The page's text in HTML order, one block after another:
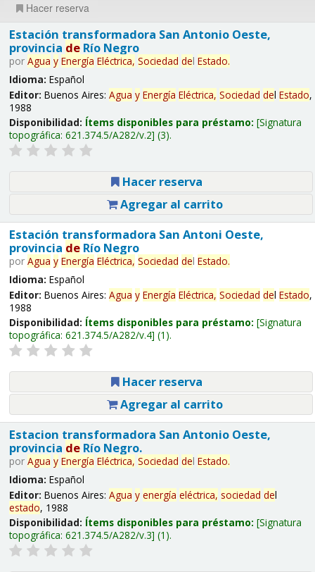
Hacer reserva
Estación transformadora San Antonio Oeste,
provincia deRío Negro
por Agua y Energía Eléctrica, Sociedad del Estado.
Idioma: Español
Editor: Buenos Aires: Agua y Energía Eléctrica, Sociedad del Estado,
1988
Disponibilidad: Ítems disponibles para préstamo: Signatura
topográfica: 621.374.5/A282/v.2 (3).
Hacer reserva
Agregar al carrito
Estación transformadora San Antoni Oeste,
provincia deRío Negro
por Agua y Energía Eléctrica, Sociedad del Estado.
Idioma: Español
Editor: Buenos Aires: Agua y Energía Eléctrica, Sociedad del Estado,
1988
Disponibilidad: Ítems disponibles para préstamo: Signatura
topográfica: 621.374.5/A282/v.4 (1).
Hacer reserva
Agregar al carrito
Estacion transformadora San Antonio Oeste,
provincia deRío Negro.
por Agua y Energía Eléctrica, Sociedad del Estado.
Idioma: Español
Editor: Buenos Aires: Agua y energía eléctrica, sociedad del
estado, 1988
Disponibilidad: Ítems disponibles para préstamo: Signatura
topográfica: 621.374.5/A282/v.3 (1).